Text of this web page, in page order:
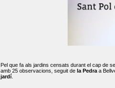
Pel que fa als jardins censats durant el cap de
amb 25 observacions, seguit de la Pedra a
jardí